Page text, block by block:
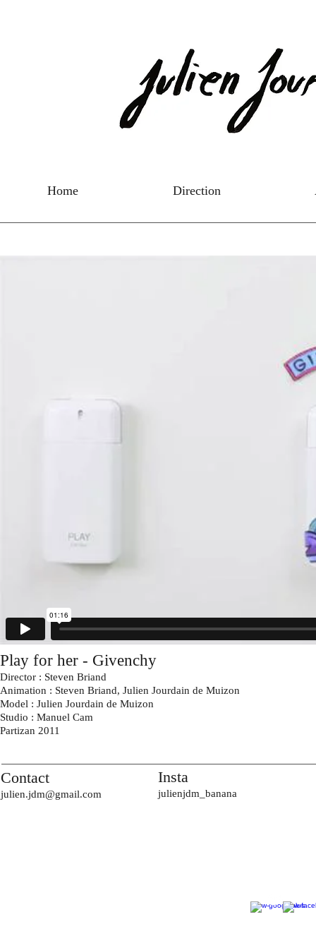
Home Direction
Play for her - Givenchy
Director : Steven Briand
Animation : Steven Briand, Julien Jourdain de Muizon
Model : Julien Jourdain de Muizon
Studio : Manuel Cam
Partizan 2011
Contact
julien.jdm@gmail.com
Insta
julienjdm_banana